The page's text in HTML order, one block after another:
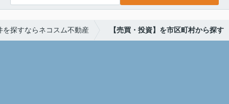
探すならネコスム不動産 【売買・投資】を市区町村から探す